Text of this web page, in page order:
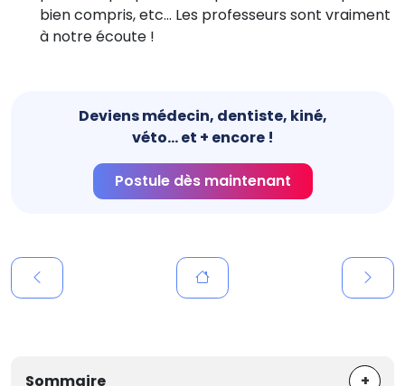
bien compris, etc… Les professeurs sont vraiment
à notre écoute !
Deviens médecin, dentiste, kiné,
véto... et + encore !
Postule dès maintenant
Sommaire +